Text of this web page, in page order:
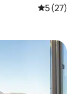
5 (27)